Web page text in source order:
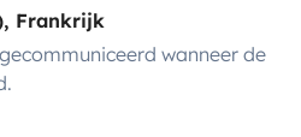
Frankrijk
wanneer de